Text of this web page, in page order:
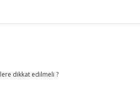
dikkat edilmeli ?